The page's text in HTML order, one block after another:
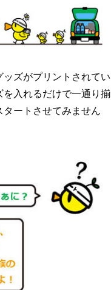
ッズがプリントされてい
入れるだけで一通り揃
ートさせてみません